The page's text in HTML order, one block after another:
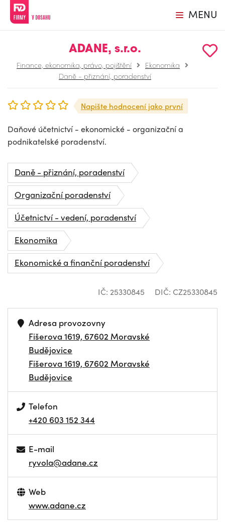
MENU
ADANE, s.r.o.
Finance, ekonomika, právo, pojištění
Ekonomika
Daně - přiznání, poradenství
Napište hodnocení jako první
Daňové účetnictví - ekonomické - organizační a
podnikatelské poradenství.
Daně - přiznání, poradenství
Organizační poradenství
Účetnictví - vedení, poradenství
Ekonomika
Ekonomické a finanční poradenství
IČ: 25330845 DIČ: CZ25330845
Adresa provozovny
Fišerova 1619, 67602 Moravské
Budějovice
Fišerova 1619, 67602 Moravské
Budějovice
Telefon
+420 603 152 344
E-mail
ryvola@adane.cz
Web
www.adane.cz